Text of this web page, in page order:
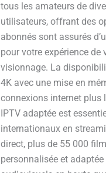
tous les amateurs de
utilisateurs, offrant des
abonnés sont assurés
pour votre expérience de
visionnage. La
4K avec une mise en
connexions internet plus
IPTV adaptée est
internationaux en
direct, plus de 55 000
personnalisée et